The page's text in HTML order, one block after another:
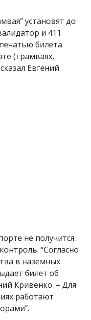
установят до
и 411
билета
(трамваях,
Евгений
не получится.
“Согласно
в наземных
билет об
Кривенко. – Для
работают